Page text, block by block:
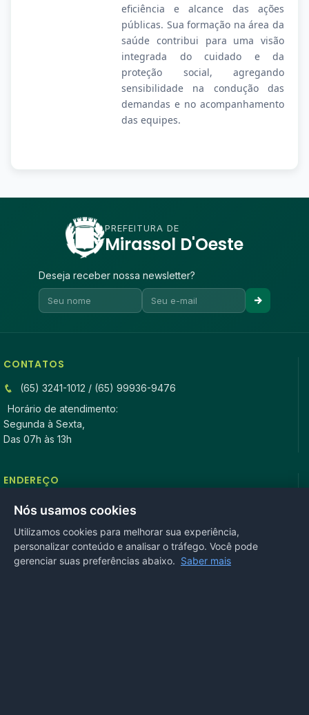
eficiência e alcance das ações
públicas. Sua formação na área da
saúde contribui para uma visão
integrada do cuidado e da
proteção social, agregando
sensibilidade na condução das
demandas e no acompanhamento
das equipes.
PREFEITURA DE
Mirassol D'Oeste
Deseja receber nossa newsletter?
CONTATOS
(65) 3241-1012 / (65) 99936-9476
Horário de atendimento:
Segunda à Sexta,
Das 07h às 13h
ENDEREÇO
Rua Antonio Tavares, n° 3310, Centro CEP: 78.280-000 -
Mirassol D’Oeste, MT
REDES SOCIAIS
Nós usamos cookies
Utilizamos cookies para melhorar sua experiência,
personalizar conteúdo e analisar o tráfego. Você pode
gerenciar suas preferências abaixo. Saber mais